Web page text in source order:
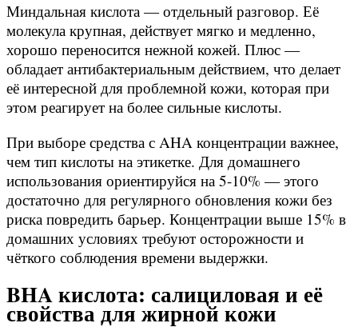
Миндальная кислота — отдельный разговор. Её
молекула крупная, действует мягко и медленно,
хорошо переносится нежной кожей. Плюс —
обладает антибактериальным действием, что делает
её интересной для проблемной кожи, которая при
этом реагирует на более сильные кислоты.
При выборе средства с AHA концентрации важнее,
чем тип кислоты на этикетке. Для домашнего
использования ориентируйся на 5-10% — этого
достаточно для регулярного обновления кожи без
риска повредить барьер. Концентрации выше 15% в
домашних условиях требуют осторожности и
чёткого соблюдения времени выдержки.
BHA кислота: салициловая и её
свойства для жирной кожи